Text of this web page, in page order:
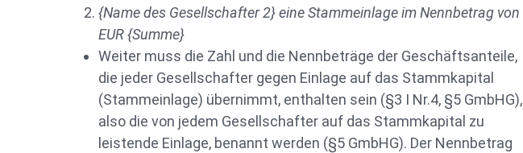
{Name des Gesellschafter 2} eine Stammeinlage im Nennbetrag von
EUR {Summe}
Weiter muss die Zahl und die Nennbeträge der Geschäftsanteile,
die jeder Gesellschafter gegen Einlage auf das Stammkapital
(Stammeinlage) übernimmt, enthalten sein (§3 I Nr.4, §5 GmbHG),
also die von jedem Gesellschafter auf das Stammkapital zu
leistende Einlage, benannt werden (§5 GmbHG). Der Nennbetrag